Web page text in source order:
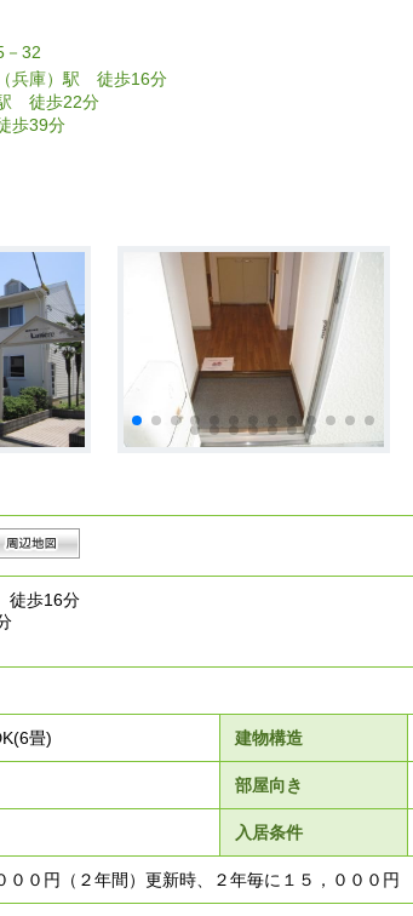
－32
兵庫）駅 徒歩16分
徒歩22分
歩39分
徒歩16分
畳) 建物構造
部屋向き
入居条件
０円（２年間）更新時、２年毎に１５，０００円